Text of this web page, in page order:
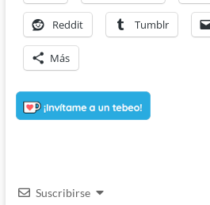
Reddit Tumblr
Más
Suscribirse